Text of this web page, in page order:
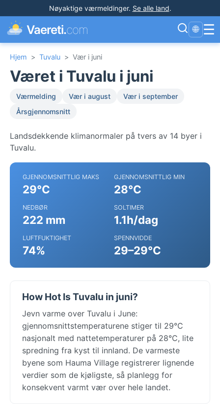
Nøyaktige værmeldinger. Se alle land.
Vaereti.com 🌐 ☰
Hjem > Tuvalu > Vær i juni
Været i Tuvalu i juni
Værmelding Vær i august
Vær i september
Årsgjennomsnitt
Landsdekkende klimanormaler på tvers av 14 byer i
Tuvalu.
GJENNOMSNITTLIG MAKS
29°C
GJENNOMSNITTLIG MIN
28°C
NEDBØR
222 mm
SOLTIMER
1.1h/dag
LUFTFUKTIGHET
74%
SPENNVIDDE
29–29°C
How Hot Is Tuvalu in juni?
Jevn varme over Tuvalu i June:
gjennomsnittstemperaturene stiger til 29°C
nasjonalt med nattetemperaturer på 28°C, lite
spredning fra kyst til innland. De varmeste
byene som Hauma Village registrerer lignende
verdier som de kjøligste, så planlegg for
konsekvent varmt vær over hele landet.